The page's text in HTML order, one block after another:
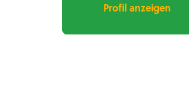
Profil anzeigen